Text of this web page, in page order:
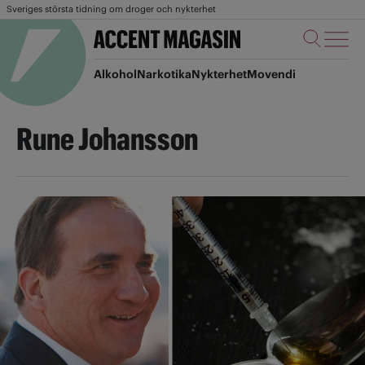
Sveriges största tidning om droger och nykterhet
AlkoholNarkotikaNykterhetMovendi
Rune Johansson